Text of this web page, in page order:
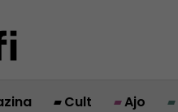
Cult Ajo